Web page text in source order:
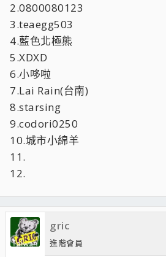
2.0800080123
3.teaegg503
4.藍色北極熊
5.XDXD
6.小哆啦
7.Lai Rain(台南)
8.starsing
9.codori0250
10.城市小綿羊
11.
12.
gric
進階會員